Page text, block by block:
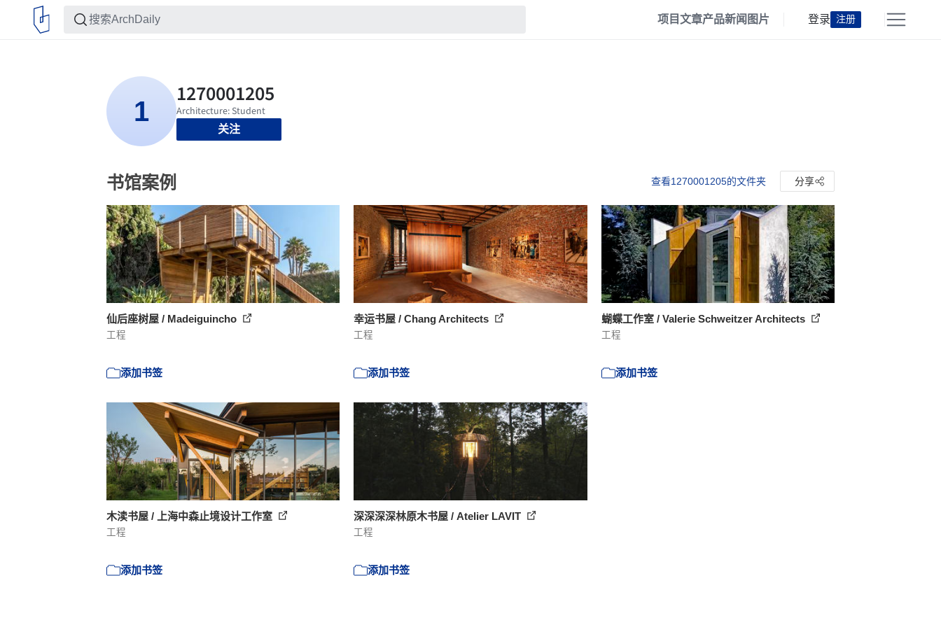
项目文章产品新闻 图片 登录 注册
关注
书馆案例 查看1270001205的文件夹 分享
仙后座树屋 / Madeiguincho
工程
添加书签
幸运书屋 / Chang Architects
工程
添加书签
蝴蝶工作室 / Valerie Schweitzer Architects
工程
添加书签
木渎书屋 / 上海中森止境设计工作室
工程
添加书签
深深深深林原木书屋 / Atelier LAVIT
工程
添加书签